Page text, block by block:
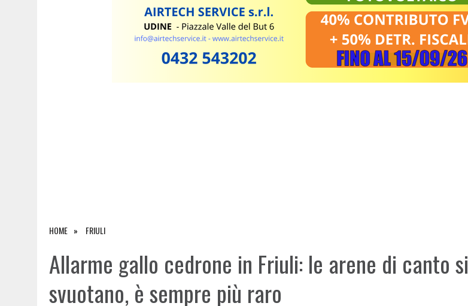
HOME FRIULI
Allarme gallo cedrone in Friuli: le arene di canto si
svuotano, è sempre più raro